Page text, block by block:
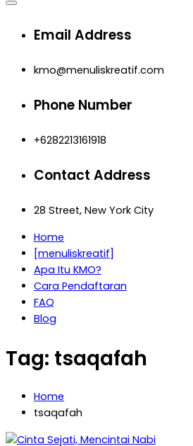
Email Address
kmo@menuliskreatif.com
Phone Number
+6282213161918
Contact Address
28 Street, New York City
Home
[menuliskreatif]
Apa Itu KMO?
Cara Pendaftaran
FAQ
Blog
Tag: tsaqafah
Home
tsaqafah